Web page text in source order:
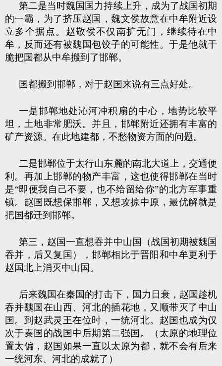
第二是当时魏国国力持续上升，成为了战国初期
的一霸，为了挤压赵国，魏文侯故意在中牟附近设
立多个据点。赵敬侯不仅南扩无门，继续待在中
牟，反而还有被魏国包饺子的可能性。于是他就干
脆把国都从中牟搬到了邯郸。
国都搬到邯郸，对于赵国来说有三点好处。
一是邯郸地处沁河冲积扇的中心，地势比较平
坦，土地非常肥沃。并且，邯郸附近还拥有丰富的
矿产资源。在此地建都，不愁物资方面的问题。
二是邯郸位于太行山东麓的南北大道上，交通便
利。再加上邯郸的物产丰富，这也使得邯郸在当时
是“即便我自己不要，也不给留给你”的北方军事重
镇。赵国既想保邯郸，又想攻掠中原，最优解就是
把国都迁到邯郸。
第三，赵国一直想吞并中山国（战国初期被魏国
吞并，后又复国），邯郸相比于晋阳和中牟更利于
赵国北上消灭中山国。
后来魏国在秦国的打击下，国力日衰，赵国趁机
吞并魏国在山西、河北的插花地，又顺带灭了中山
国。到赵武灵王在位时，一统河北。赵国也成为仅
次于秦国的战国中后期第二强国。（太原的地理位
置太偏，赵国如果一直以太原为都，就不会有后来
一统河东、河北的成就了）